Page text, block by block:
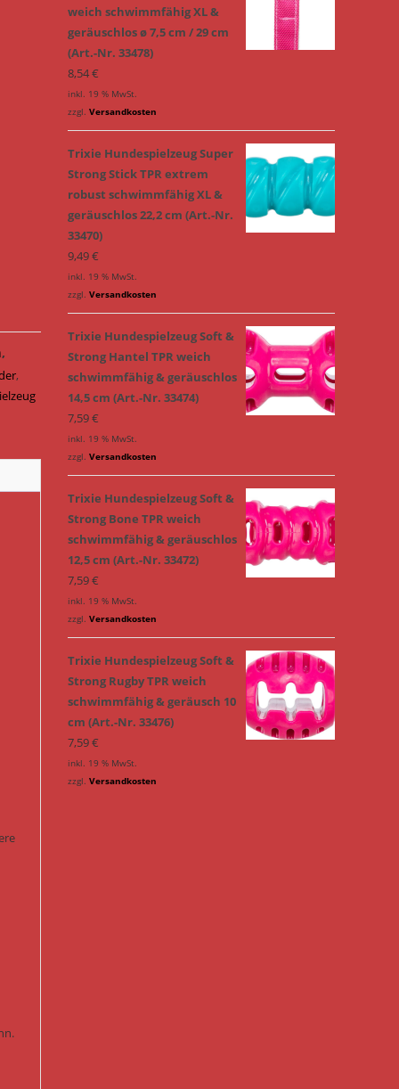
,
,
weich schwimmfähig XL &
geräuschlos ø 7,5 cm / 29 cm
(Art.-Nr. 33478)
8,54€
inkl. 19 % MwSt.
zzgl. Versandkosten
Trixie Hundespielzeug Super
Strong Stick TPR extrem
robust schwimmfähig XL &
geräuschlos 22,2 cm (Art.-Nr.
33470)
9,49€
inkl. 19 % MwSt.
zzgl. Versandkosten
Trixie Hundespielzeug Soft &
Strong Hantel TPR weich
schwimmfähig & geräuschlos
14,5 cm (Art.-Nr. 33474)
7,59€
inkl. 19 % MwSt.
zzgl. Versandkosten
Trixie Hundespielzeug Soft &
Strong Bone TPR weich
schwimmfähig & geräuschlos
12,5 cm (Art.-Nr. 33472)
7,59€
inkl. 19 % MwSt.
zzgl. Versandkosten
Trixie Hundespielzeug Soft &
Strong Rugby TPR weich
schwimmfähig & geräusch 10
cm (Art.-Nr. 33476)
7,59€
inkl. 19 % MwSt.
zzgl. Versandkosten